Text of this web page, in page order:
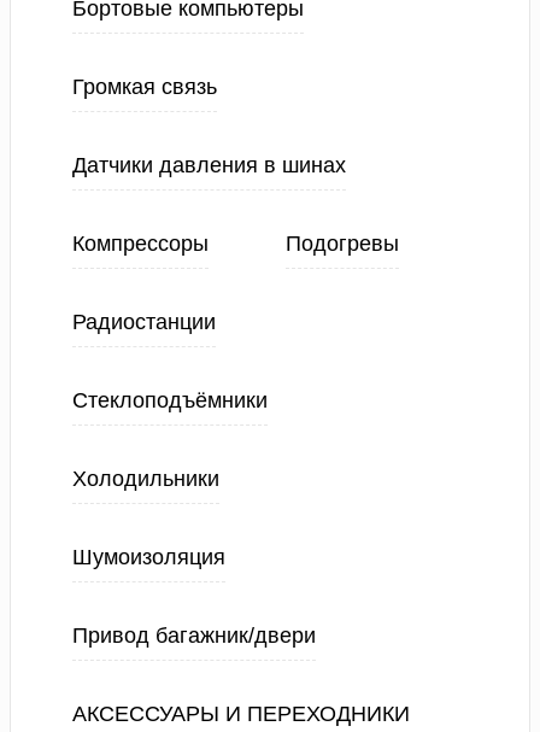
Бортовые компьютеры
Громкая связь
Датчики давления в шинах
Компрессоры Подогревы
Радиостанции
Стеклоподъёмники
Холодильники
Шумоизоляция
Привод багажник/двери
АКСЕССУАРЫ И ПЕРЕХОДНИКИ